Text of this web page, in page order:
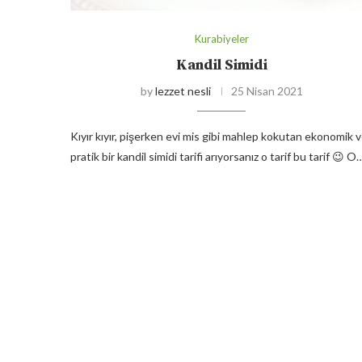
Kurabiyeler
Kandil Simidi
bylezzet nesli 25 Nisan 2021
Kıyır kıyır, pişerken evi mis gibi mahlep kokutan ekonomik
pratik bir kandil simidi tarifi arıyorsanız o tarif bu tarif 😉